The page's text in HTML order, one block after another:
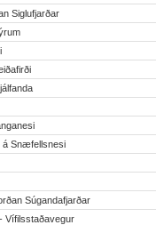
Siglufjarðar
á Snæfellsnesi
Súgandafjarðar
Vífilsstaðavegur